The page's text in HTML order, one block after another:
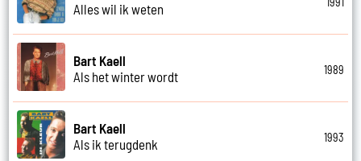
Alles wil ik weten
Bart Kaell
Als het winter wordt
1989
Bart Kaell
Als ik terugdenk
1993